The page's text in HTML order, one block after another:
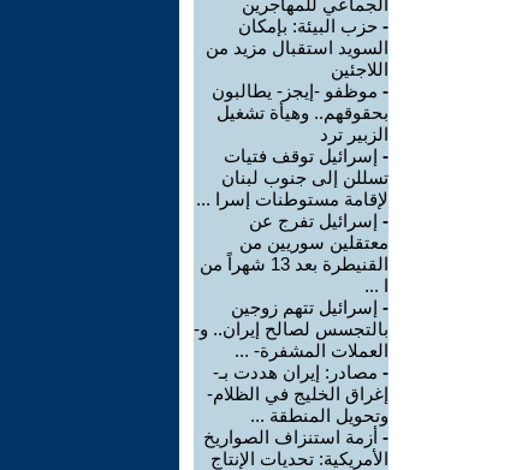
الجماعي للمهاجرين
- حزب البيئة: بإمكان
السويد استقبال مزيد من
اللاجئين
- موظفو -إيجز- يطالبون
بحقوقهم.. وهيأة تشغيل
الزبير ترد
- إسرائيل توقف فتيات
تسللن إلى جنوب لبنان
لإقامة مستوطنات إسرا ...
- إسرائيل تفرج عن
معتقلين سوريين من
القنيطرة بعد 13 شهراً من
ا ...
- إسرائيل تتهم زوجين
بالتجسس لصالح إيران.. و-
العملات المشفرة- ...
- مصادر: إيران هددت بـ-
إغراق الخليج في الظلام-
وتحويل المنطقة ...
- أزمة استنزاف الصواريخ
الأمريكية: تحديات الإنتاج